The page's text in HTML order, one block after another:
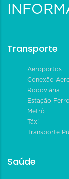
Transporte
Aeroportos
Conexão
Rodoviária
Estação
Metrô
Táxi
Transporte
Saúde